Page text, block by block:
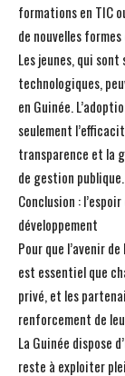
formations en TIC
de nouvelles formes
Les jeunes, qui
technologiques,
en Guinée.
seulement
transparence et la
de gestion publique.
Conclusion :
développement
Pour que l’avenir
est essentiel que
privé, et les
renforcement de
La Guinée dispose
reste à exploiter